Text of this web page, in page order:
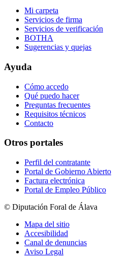
Mi carpeta
Servicios de firma
Servicios de verificación
BOTHA
Sugerencias y quejas
Ayuda
Cómo accedo
Qué puedo hacer
Preguntas frecuentes
Requisitos técnicos
Contacto
Otros portales
Perfil del contratante
Portal de Gobierno Abierto
Factura electrónica
Portal de Empleo Público
© Diputación Foral de Álava
Mapa del sitio
Accesibilidad
Canal de denuncias
Aviso Legal